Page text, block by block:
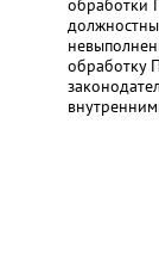
обработки
обработку